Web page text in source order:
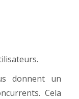
donnent un
Cela